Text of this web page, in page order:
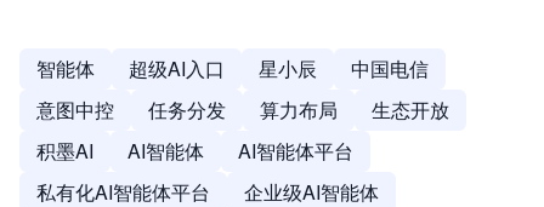
智能体 超级AI入口 星小辰
中国电信
意图中控
任务分发 算力布局
生态开放
积墨AI
AI智能体
AI智能体平台
私有化AI智能体平台
企业级AI智能体